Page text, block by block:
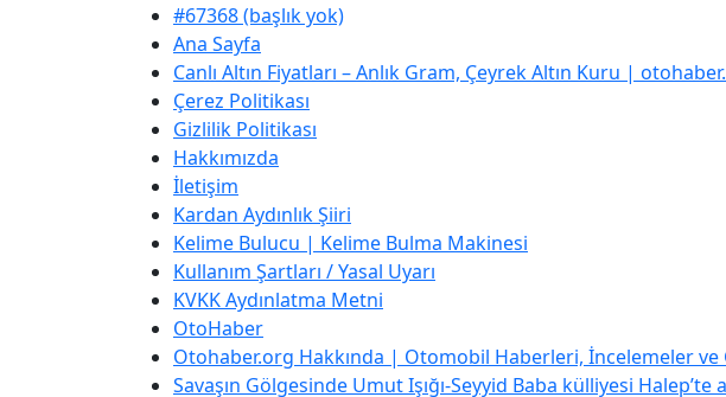
#67368 (başlık yok)
Ana Sayfa
Canlı Altın Fiyatları – Anlık Gram, Çeyrek Altın Kuru |
Çerez Politikası
Gizlilik Politikası
Hakkımızda
İletişim
Kardan Aydınlık Şiiri
Kelime Bulucu | Kelime Bulma Makinesi
Kullanım Şartları / Yasal Uyarı
KVKK Aydınlatma Metni
OtoHaber
Otohaber.org Hakkında | Otomobil Haberleri, İncelemeler ve
Savaşın Gölgesinde Umut Işığı-Seyyid Baba külliyesi Halep’te